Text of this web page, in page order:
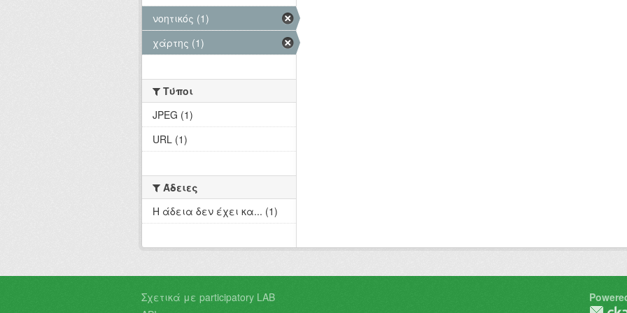
νοητικός (1)
χάρτης (1)
Τύποι
JPEG (1)
URL (1)
Άδειες
Η άδεια δεν έχει κα... (1)
Σχετικά με participatory LAB